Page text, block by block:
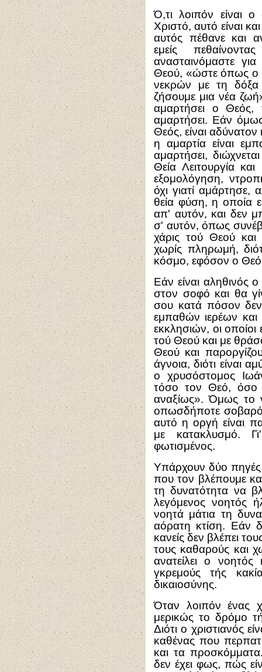
Ό,τι λοιπόν είναι
Χριστό, αυτό είναι
αυτός πέθανε και
εμείς
ανασταινόμαστε
Θεού, «ώστε όπως ο
νεκρών με τη δόξα
ζήσουμε μια νέα
αμαρτήσει ο Θεός,
αμαρτήσει. Εάν
Θεός, είναι αδύνατον
η αμαρτία είναι
αμαρτήσει,
Θεία Λειτουργία
εξομολόγηση,
όχι γιατί αμάρτησε,
θεία φύση, η οποία
απ' αυτόν, και δεν
σ' αυτόν, όπως
χάρις τού Θεού
χωρίς πληρωμή,
κόσμο, εφόσον ο
Εάν είναι αληθινός
στον σοφό και θα
σου κατά πόσον δεν
εμπαθών ιερέων
εκκλησιών, οι
τού Θεού και με
Θεού και
άγνοια, διότι είναι
ο χρυσόστομος
τόσο τον Θεό, όσο
αναξίως». Όμως το
οπωσδήποτε
αυτό η οργή είναι
με κατακλυσμό.
φωτισμένος.
Υπάρχουν δύο πηγές
που τον βλέπουμε
τη δυνατότητα να
λεγόμενος νοητός
νοητά μάτια τη
αόρατη κτίση. Εάν
κανείς δεν βλέπει
τους καθαρούς και
ανατείλει ο νοητός
γκρεμούς τής
δικαιοσύνης.
Όταν λοιπόν ένας
μερικώς το δρόμο
Διότι ο χριστιανός
καθένας που
και τα
δεν έχει φως, πώς